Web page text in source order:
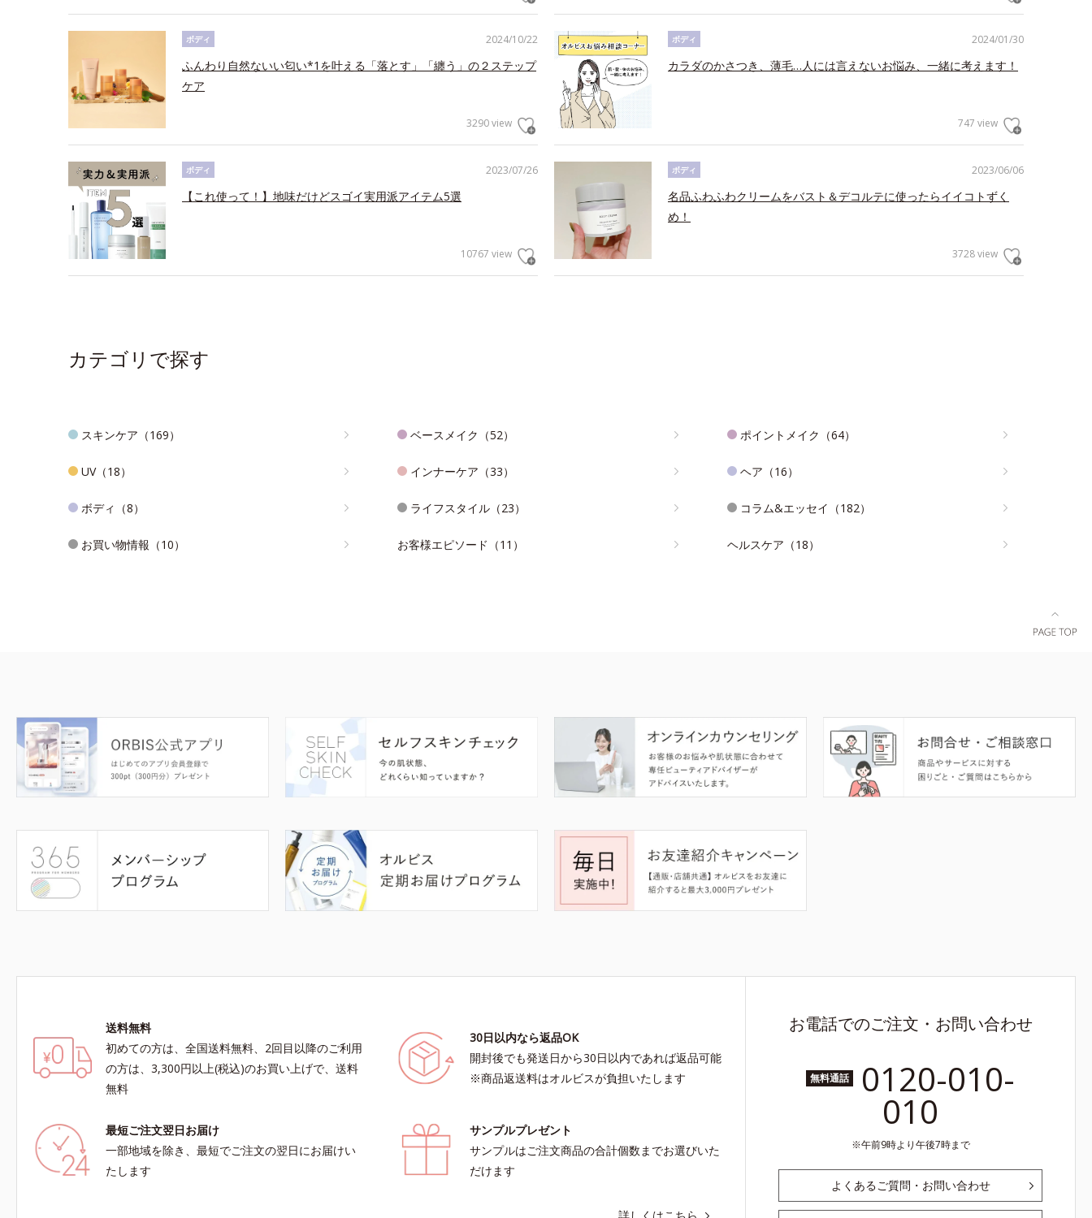
2024/10/22
ボディ
ふんわり自然ないい匂い*1を叶える「落とす」「纏う」の２ステップ
ケア
3290 view
2024/01/30
ボディ
カラダのかさつき、薄毛…人には言えないお悩み、一緒に考えます！
747 view
2023/07/26
ボディ
【これ使って！】地味だけどスゴイ実用派アイテム5選
10767 view
2023/06/06
ボディ
名品ふわふわクリームをバスト＆デコルテに使ったらイイコトずく
め！
3728 view
カテゴリで探す
スキンケア（169） ベースメイク（52） ポイントメイク（64）
UV（18） インナーケア（33） ヘア（16）
ボディ（8） ライフスタイル（23） コラム&エッセイ（182）
お買い物情報（10） お客様エピソード（11） ヘルスケア（18）
送料無料
初めての方は、全国送料無料、2回目以降のご利用
の方は、3,300円以上(税込)のお買い上げで、送料
無料
30日以内なら返品OK
開封後でも発送日から30日以内であれば返品可能
※商品返送料はオルビスが負担いたします
最短ご注文翌日お届け
一部地域を除き、最短でご注文の翌日にお届けい
たします
サンプルプレゼント
サンプルはご注文商品の合計個数までお選びいた
だけます
お電話でのご注文・お問い合わせ
無料通話 0120-010-
010
午前9時より午後7時まで
よくあるご質問・お問い合わせ